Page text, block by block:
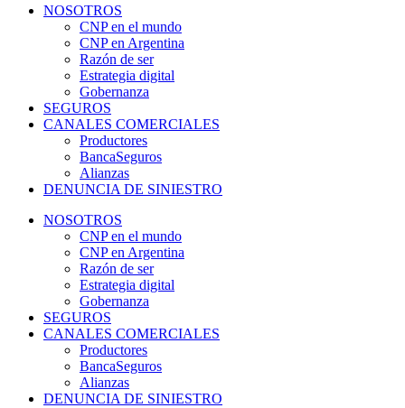
NOSOTROS
CNP en el mundo
CNP en Argentina
Razón de ser
Estrategia digital
Gobernanza
SEGUROS
CANALES COMERCIALES
Productores
BancaSeguros
Alianzas
DENUNCIA DE SINIESTRO
NOSOTROS
CNP en el mundo
CNP en Argentina
Razón de ser
Estrategia digital
Gobernanza
SEGUROS
CANALES COMERCIALES
Productores
BancaSeguros
Alianzas
DENUNCIA DE SINIESTRO